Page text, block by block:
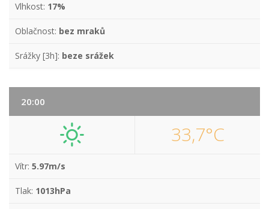
Vlhkost: 17%
Oblačnost: bez mraků
Srážky [3h]: beze srážek
20:00
33,7°C
Vítr: 5.97m/s
Tlak: 1013hPa